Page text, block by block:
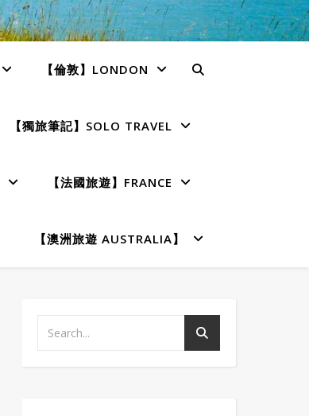
【倫敦】LONDON
【獨旅筆記】SOLO TRAVEL
【法國旅遊】FRANCE
【澳洲旅遊 AUSTRALIA】